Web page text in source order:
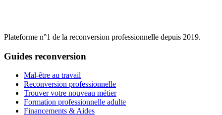
Plateforme n°1 de la reconversion professionnelle depuis 2019.
Guides reconversion
Mal-être au travail
Reconversion professionnelle
Trouver votre nouveau métier
Formation professionnelle adulte
Financements & Aides